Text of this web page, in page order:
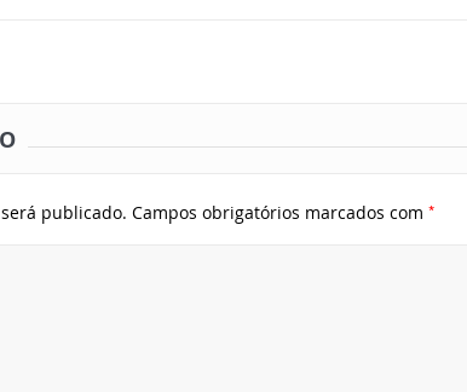
publicado. Campos obrigatórios marcados com *